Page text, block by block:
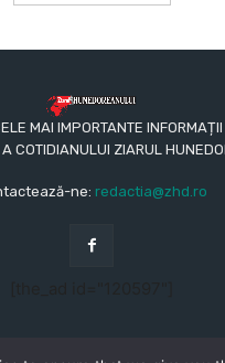
MAI IMPORTANTE
COTIDIANULUI ZIARUL
ne: redactia@zhd.ro